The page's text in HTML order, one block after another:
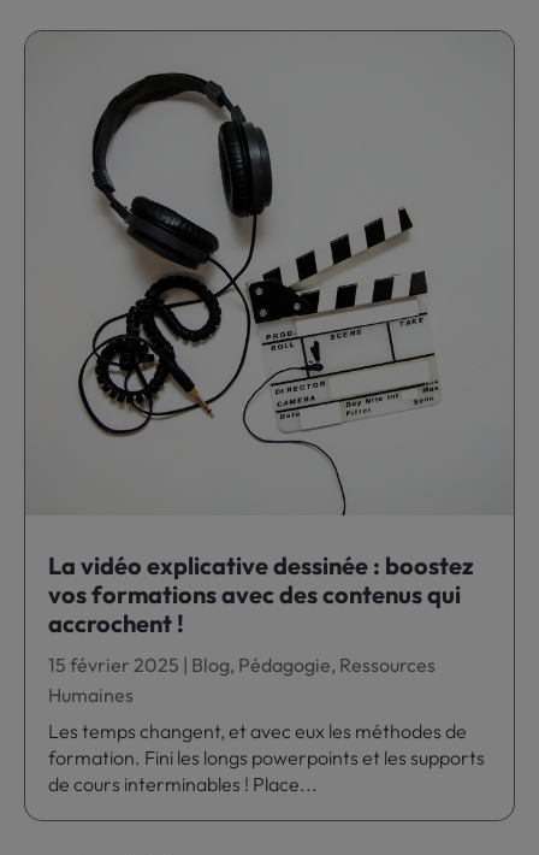
La vidéo explicative dessinée : boostez
vos formations avec des contenus qui
accrochent !
15 février 2025 | Blog, Pédagogie, Ressources
Humaines
Les temps changent, et avec eux les méthodes de
formation. Fini les longs powerpoints et les supports
de cours interminables ! Place...